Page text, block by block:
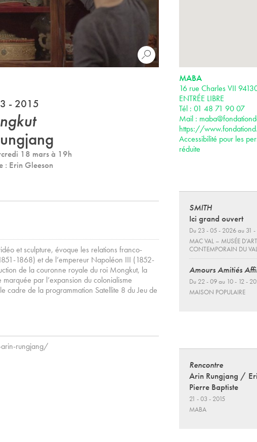
- 2015
18 mars à 19h
: Erin Gleeson
et sculpture, évoque les relations franco-
1868) et de l’empereur Napoléon III (1852-
de la couronne royale du roi Mongkut, la
par l’expansion du colonialisme
cadre de la programmation Satellite 8 du Jeu de
rungjang/
MABA
16 rue Charles VII
ENTRÉE LIBRE
Tél : 01 48 71 90 07
Mail :
https://
Accessibilité pour les
réduite
SMITH
Ici grand ouvert
Du 23 - 05 - 2026 au 31
MAC VAL – MUSÉE D’ART
CONTEMPORAIN DU
Amours Amitiés
Du 22 - 09 au 10 - 12 -
MAISON POPULAIRE
Rencontre
Arin Rungjang /
Pierre Baptiste
21 - 03 - 2015
MABA